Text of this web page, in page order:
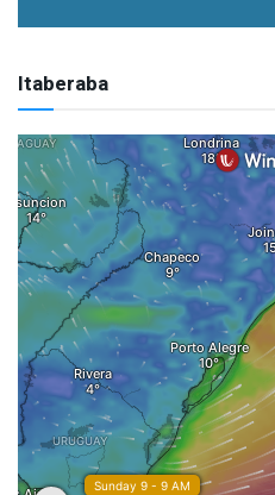
Itaberaba